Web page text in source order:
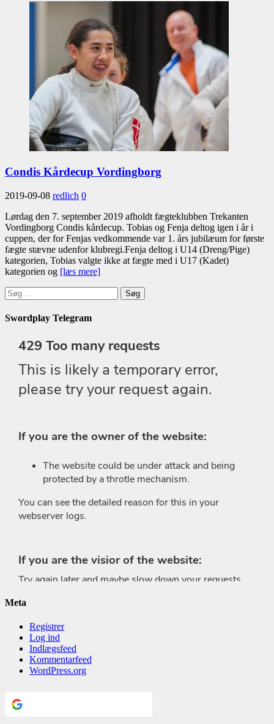
Condis Kårdecup Vordingborg
2019-09-08 redlich 0
Lørdag den 7. september 2019 afholdt fægteklubben Trekanten
Vordingborg Condis kårdecup. Tobias og Fenja deltog igen i år i
cuppen, der for Fenjas vedkommende var 1. års jubilæum for første
fægte stævne udenfor klubregi.Fenja deltog i U14 (Dreng/Pige)
kategorien, Tobias valgte ikke at fægte med i U17 (Kadet)
kategorien og [læs mere]
Søg
efter:
Swordplay Telegram
Meta
Registrer
Log ind
Indlægsfeed
Kommentarfeed
WordPress.org